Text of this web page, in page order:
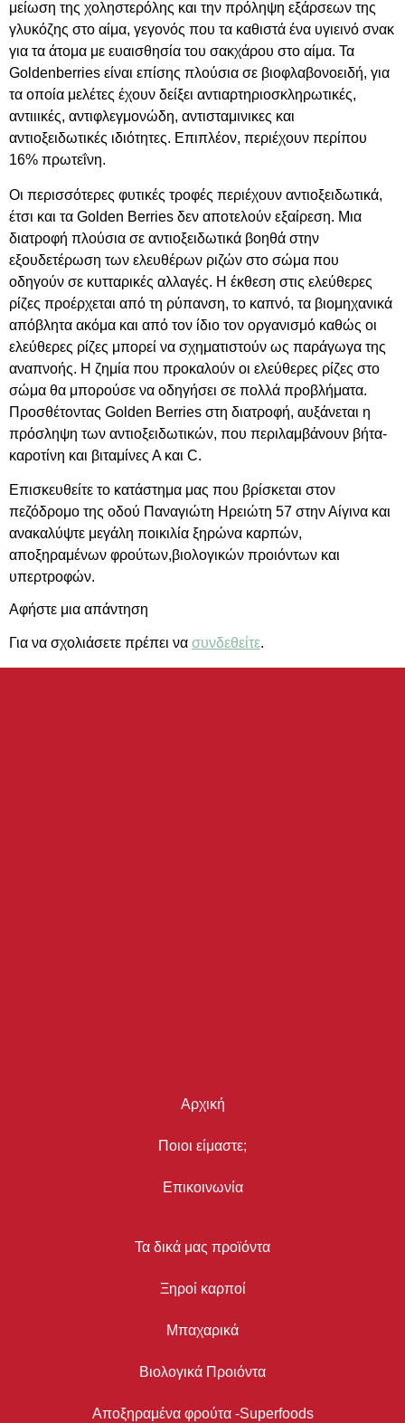
μείωση της χοληστερόλης και την πρόληψη εξάρσεων της
γλυκόζης στο αίμα, γεγονός που τα καθιστά ένα υγιεινό σνακ
για τα άτομα με ευαισθησία του σακχάρου στο αίμα. Τα
Goldenberries είναι επίσης πλούσια σε βιοφλαβονοειδή, για
τα οποία μελέτες έχουν δείξει αντιαρτηριοσκληρωτικές,
αντιιικές, αντιφλεγμονώδη, αντισταμινικες και
αντιοξειδωτικές ιδιότητες. Επιπλέον, περιέχουν περίπου
16% πρωτεΐνη.
Οι περισσότερες φυτικές τροφές περιέχουν αντιοξειδωτικά,
έτσι και τα Golden Berries δεν αποτελούν εξαίρεση. Μια
διατροφή πλούσια σε αντιοξειδωτικά βοηθά στην
εξουδετέρωση των ελευθέρων ριζών στο σώμα που
οδηγούν σε κυτταρικές αλλαγές. Η έκθεση στις ελεύθερες
ρίζες προέρχεται από τη ρύπανση, το καπνό, τα βιομηχανικά
απόβλητα ακόμα και από τον ίδιο τον οργανισμό καθώς οι
ελεύθερες ρίζες μπορεί να σχηματιστούν ως παράγωγα της
αναπνοής. Η ζημία που προκαλούν οι ελεύθερες ρίζες στο
σώμα θα μπορούσε να οδηγήσει σε πολλά προβλήματα.
Προσθέτοντας Golden Berries στη διατροφή, αυξάνεται η
πρόσληψη των αντιοξειδωτικών, που περιλαμβάνουν βήτα-
καροτίνη και βιταμίνες Α και C.
Επισκευθείτε το κατάστημα μας που βρίσκεται στον
πεζόδρομο της οδού Παναγιώτη Ηρειώτη 57 στην Αίγινα και
ανακαλύψτε μεγάλη ποικιλία ξηρώνα καρπών,
αποξηραμένων φρούτων,βιολογικών προιόντων και
υπερτροφών.
Αφήστε μια απάντηση
Για να σχολιάσετε πρέπει να συνδεθείτε.
Αρχική
Ποιοι είμαστε;
Επικοινωνία
Τα δικά μας προϊόντα
Ξηροί καρποί
Μπαχαρικά
Βιολογικά Προιόντα
Αποξηραμένα φρούτα -Superfoods